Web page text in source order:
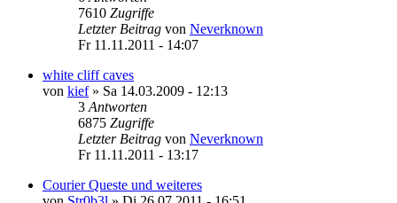
7610 Zugriffe
Letzter Beitrag von Neverknown
Fr 11.11.2011 - 14:07
white cliff caves
von kief» Sa 14.03.2009 - 12:13
3 Antworten
6875 Zugriffe
Letzter Beitrag von Neverknown
Fr 11.11.2011 - 13:17
Courier Queste und weiteres